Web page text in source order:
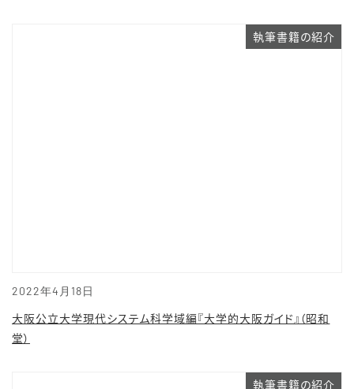
2022年4月18日
執筆書籍の紹介
大阪公立大学現代システム科学域編『大学的大阪ガイド』（昭和
堂）
執筆書籍の紹介